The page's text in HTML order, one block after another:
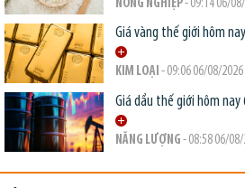
NÔNG NGHIỆP- 09:14 06/
Giá vàng thế giới hôm
KIM LOẠI - 09:06 06/08/2026
Giá dầu thế giới hôm nay
NĂNG LƯỢNG - 08:58 06/